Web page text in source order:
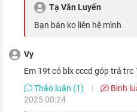
cấp"
iPhone 13 Pro được trang bị
nhu cầu sử dụng hàng ngày
pin iPhone 13 Procho thời
so với viênpin iPhone 12 Pro
video liên tục trong 22 tiếng và
Tạ Văn Luyến
Bạn bán ko liên hệ mình
Vy
em 19t có blx cccd góp trả trc
Thảo luận (1)
Bình
2025 00:24